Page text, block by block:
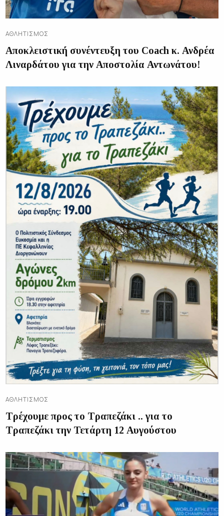
ΑΘΛΗΤΙΣΜΌΣ
Αποκλειστική συνέντευξη του Coach κ. Ανδρέα
Λιναρδάτου για την Αποστολία Αντωνάτου!
ΑΘΛΗΤΙΣΜΌΣ
Τρέχουμε προς το Τραπεζάκι .. για το
Τραπεζάκι την Τετάρτη 12 Αυγούστου